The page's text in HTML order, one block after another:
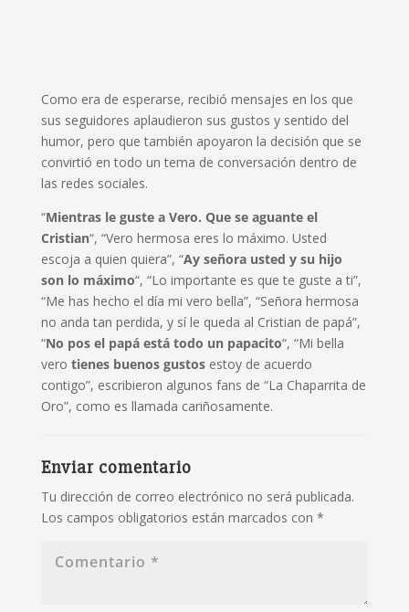
Como era de esperarse, recibió mensajes en los que
sus seguidores aplaudieron sus gustos y sentido del
humor, pero que también apoyaron la decisión que se
convirtió en todo un tema de conversación dentro de
las redes sociales.
“Mientras le guste a Vero. Que se aguante el
Cristian“, “Vero hermosa eres lo máximo. Usted
escoja a quien quiera”, “Ay señora usted y su hijo
son lo máximo“, “Lo importante es que te guste a ti”,
“Me has hecho el día mi vero bella”, “Señora hermosa
no anda tan perdida, y sí le queda al Cristian de papá”,
“No pos el papá está todo un papacito“, “Mi bella
vero tienes buenos gustosestoy de acuerdo
contigo”, escribieron algunos fans de “La Chaparrita de
Oro”, como es llamada cariñosamente.
Enviar comentario
Tu dirección de correo electrónico no será publicada.
Los campos obligatorios están marcados con *